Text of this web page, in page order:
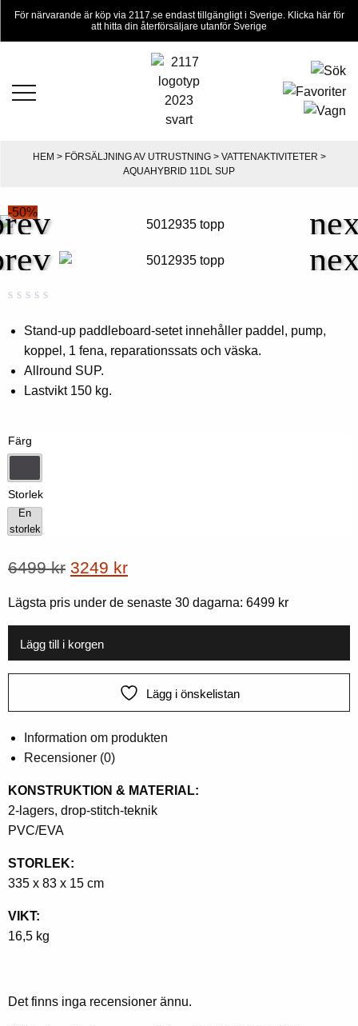
För närvarande är köp via 2117.se endast tillgängligt i Sverige. Klicka här för
att hitta din återförsäljare utanför Sverige
HEM > FÖRSÄLJNING AV UTRUSTNING> VATTENAKTIVITETER >
AQUAHYBRID 11DL SUP
-50%
0,00
baserat
på
kundbetyg
Stand-up paddleboard-setet innehåller paddel, pump,
koppel, 1 fena, reparationssats och väska.
Allround SUP.
Lastvikt 150 kg.
Färg
Dk-grå
Storlek
En
storlekEn storlek
6499kr Ursprungligt
pris
6499
kr.
3249 krNuvarande
kr.
Lägsta pris under de senaste 30 dagarna: 6499 kr
Lägg till i korgen
Lägg i önskelistan
Information om produkten
Recensioner (0)
KONSTRUKTION & MATERIAL:
2-lagers, drop-stitch-teknik
PVC/EVA
STORLEK:
335 x 83 x 15 cm
VIKT:
16,5 kg
Det finns inga recensioner ännu.